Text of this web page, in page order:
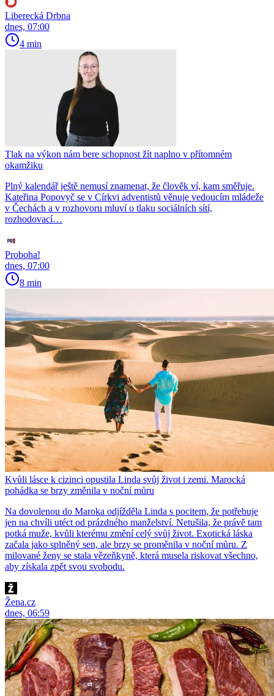
Liberecká Drbna
dnes, 07:00
4 min
Tlak na výkon nám bere schopnost žít naplno v přítomném
okamžiku
Plný kalendář ještě nemusí znamenat, že člověk ví, kam směřuje.
Kateřina Popovyč se v Církvi adventistů věnuje vedoucím mládeže
v Čechách a v rozhovoru mluví o tlaku sociálních sítí,
rozhodovací…
Proboha!
dnes, 07:00
8 min
Kvůli lásce k cizinci opustila Linda svůj život i zemi. Marocká
pohádka se brzy změnila v noční můru
Na dovolenou do Maroka odjížděla Linda s pocitem, že potřebuje
jen na chvíli utéct od prázdného manželství. Netušila, že právě tam
potká muže, kvůli kterému změní celý svůj život. Exotická láska
začala jako splněný sen, ale brzy se proměnila v noční můru. Z
milované ženy se stala vězeňkyně, která musela riskovat všechno,
aby získala zpět svou svobodu.
Žena.cz
dnes, 06:59